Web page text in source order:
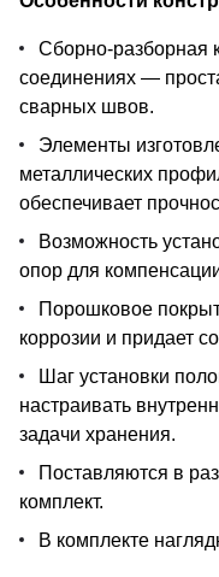
Сборно-разборная
соединениях —
сварных швов.
Элементы
металлических
обеспечивает
Возможность
опор для
Порошковое
коррозии и придает
Шаг установки
настраивать
задачи хранения.
Поставляются в
комплект.
В комплекте